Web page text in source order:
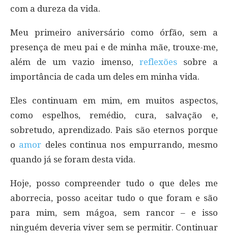
com a dureza da vida.
Meu primeiro aniversário como órfão, sem a
presença de meu pai e de minha mãe, trouxe-me,
além de um vazio imenso, reflexõessobre a
importância de cada um deles em minha vida.
Eles continuam em mim, em muitos aspectos,
como espelhos, remédio, cura, salvação e,
sobretudo, aprendizado. Pais são eternos porque
o amor deles continua nos empurrando, mesmo
quando já se foram desta vida.
Hoje, posso compreender tudo o que deles me
aborrecia, posso aceitar tudo o que foram e são
para mim, sem mágoa, sem rancor – e isso
ninguém deveria viver sem se permitir. Continuar